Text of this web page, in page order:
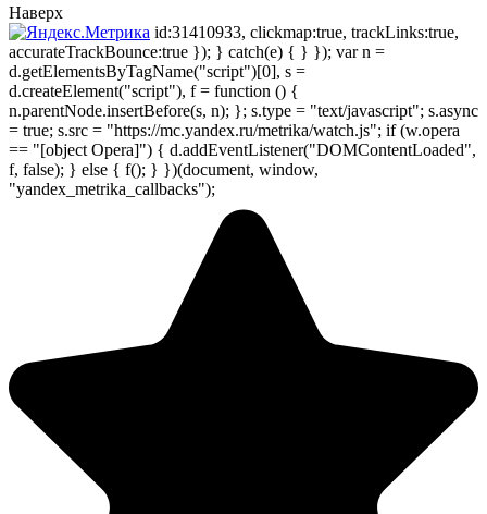
Наверх
id:31410933, clickmap:true, trackLinks:true,
accurateTrackBounce:true }); } catch(e) { } }); var n =
d.getElementsByTagName("script")[0], s =
d.createElement("script"), f = function () {
n.parentNode.insertBefore(s, n); }; s.type = "text/javascript"; s.async
= true; s.src = "https://mc.yandex.ru/metrika/watch.js"; if (w.opera
== "[object Opera]") { d.addEventListener("DOMContentLoaded",
f, false); } else { f(); } })(document, window,
"yandex_metrika_callbacks");